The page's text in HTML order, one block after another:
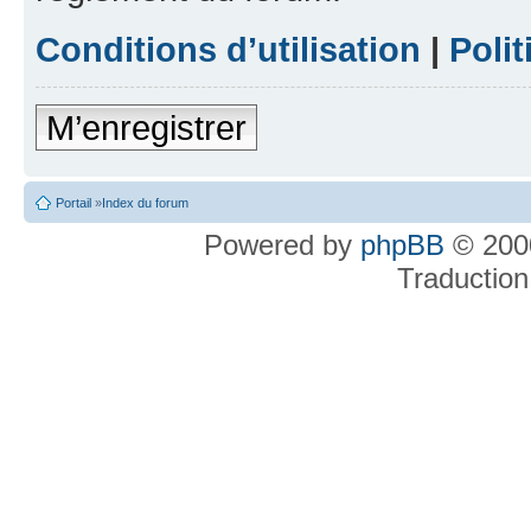
Conditions d’utilisation |
M’enregistrer
Portail »Index du forum
Powered by phpBB ©